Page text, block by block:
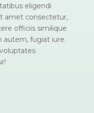
eligendi
amet consectetur,
officiis similique
autem, fugiat iure.